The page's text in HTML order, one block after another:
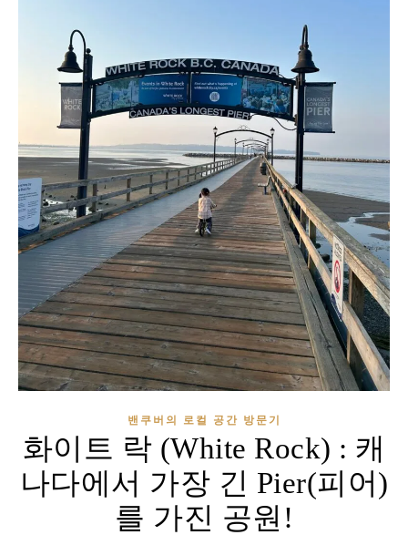
밴쿠버의 로컬 공간 방문기
화이트 락 (White Rock) : 캐
나다에서 가장 긴 Pier(피어)
를 가진 공원!